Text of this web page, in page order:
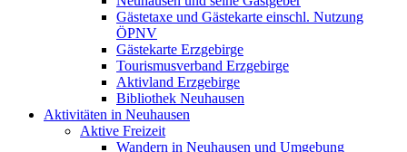
Gästetaxe und Gästekarte einschl. Nutzung
ÖPNV
Gästekarte Erzgebirge
Tourismusverband Erzgebirge
Aktivland Erzgebirge
Bibliothek Neuhausen
Aktivitäten in Neuhausen
Aktive Freizeit
Wandern in Neuhausen und Umgebung